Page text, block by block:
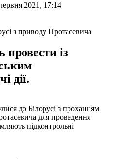
2021, 17:14
провести із
дії.
до Білорусі з проханням
для проведення
підконтрольні